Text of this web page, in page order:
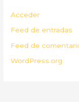
Acceder
Feed de entradas
Feed de
WordPress.org